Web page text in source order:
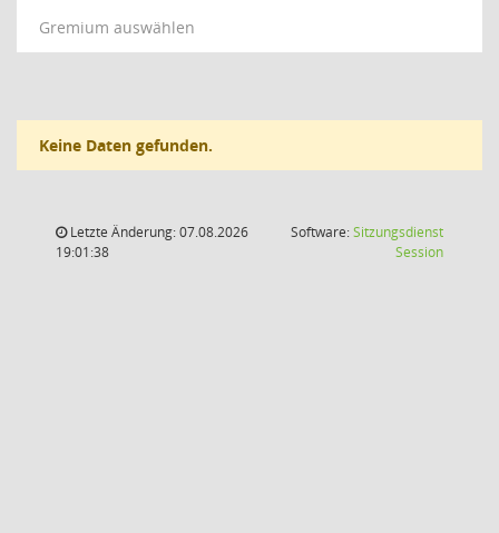
Gremium auswählen
Keine Daten gefunden.
Letzte Änderung: 07.08.2026
19:01:38
Software:Sitzungsdienst
Session(Wird in